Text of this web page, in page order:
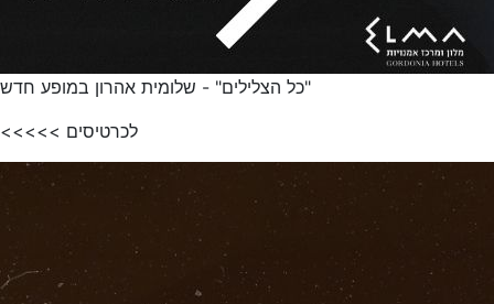
"כל הצלילים" - שלומית אהרון במופע חדש
לכרטיסים >>>>>